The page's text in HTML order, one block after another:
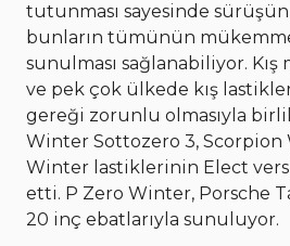
tutunması sayesinde
bunların tümünün
sunulması sağlanabiliyor.
ve pek çok ülkede kış
gereği zorunlu olmasıyla
Winter Sottozero 3, Scorpion
Winter lastiklerinin Elect
etti. P Zero Winter, Porsche
20 inç ebatlarıyla sunuluyor.